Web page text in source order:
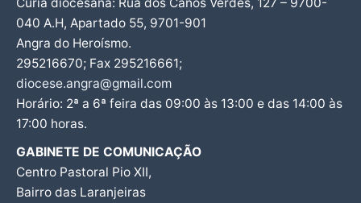
040 A.H, Apartado 55, 9701-901
Angra do Heroísmo.
295216670; Fax 295216661;
diocese.angra@gmail.com
Horário: 2ª a 6ª feira das 09:00 às 13:00 e das 14:00 às
17:00 horas.
GABINETE DE COMUNICAÇÃO
Centro Pastoral Pio XII,
Bairro das Laranjeiras